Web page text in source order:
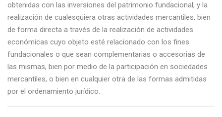
obtenidas con las inversiones del patrimonio fundacional, y la
realización de cualesquiera otras actividades mercantiles, bien
de forma directa a través de la realización de actividades
económicas cuyo objeto esté relacionado con los fines
fundacionales o que sean complementarias o accesorias de
las mismas, bien por medio de la participación en sociedades
mercantiles, o bien en cualquier otra de las formas admitidas
por el ordenamiento jurídico.